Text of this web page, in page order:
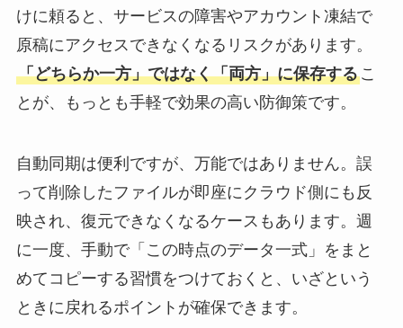
けに頼ると、サービスの障害やアカウント凍結で
原稿にアクセスできなくなるリスクがあります。
「どちらか一方」ではなく「両方」に保存するこ
とが、もっとも手軽で効果の高い防御策です。
自動同期は便利ですが、万能ではありません。誤
って削除したファイルが即座にクラウド側にも反
映され、復元できなくなるケースもあります。週
に一度、手動で「この時点のデータ一式」をまと
めてコピーする習慣をつけておくと、いざという
ときに戻れるポイントが確保できます。